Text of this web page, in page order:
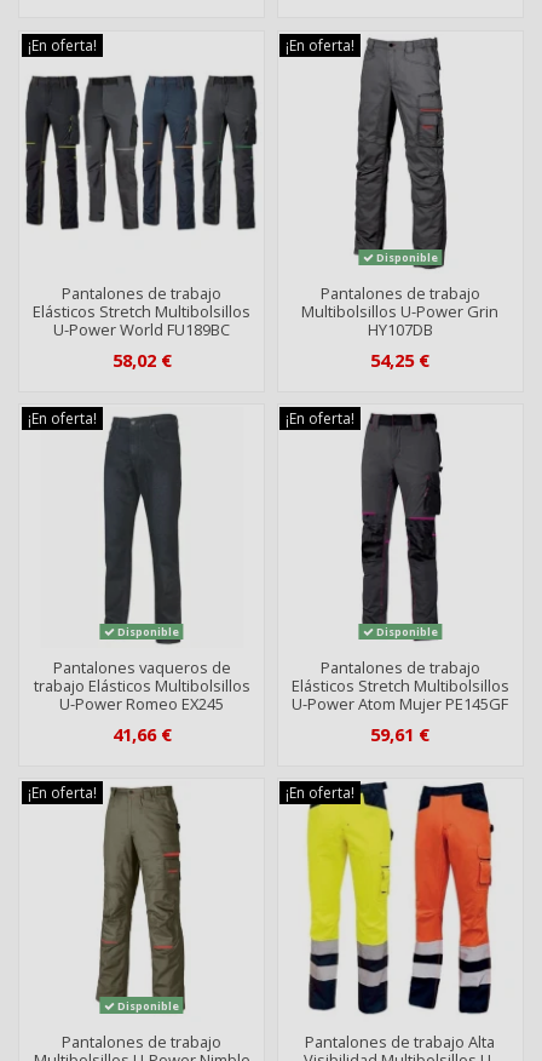
¡En oferta!
Pantalones de trabajo
Elásticos Stretch Multibolsillos
U-Power World FU189BC
58,02 €
¡En oferta!
Disponible
Pantalones de trabajo
Multibolsillos U-Power Grin
HY107DB
54,25 €
¡En oferta!
Disponible
Pantalones vaqueros de
trabajo Elásticos Multibolsillos
U-Power Romeo EX245
41,66 €
¡En oferta!
Disponible
Pantalones de trabajo
Elásticos Stretch Multibolsillos
U-Power Atom Mujer PE145GF
59,61 €
¡En oferta!
Disponible
Pantalones de trabajo
¡En oferta!
Pantalones de trabajo Alta